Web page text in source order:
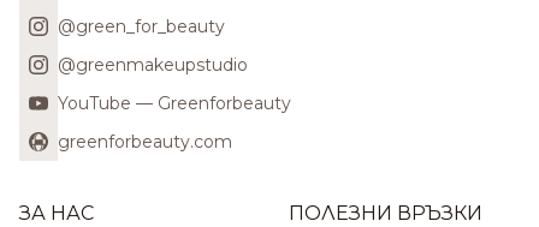
@green_for_beauty
@greenmakeupstudio
YouTube — Greenforbeauty
greenforbeauty.com
ЗА НАС ПОЛЕЗНИ ВРЪЗКИ